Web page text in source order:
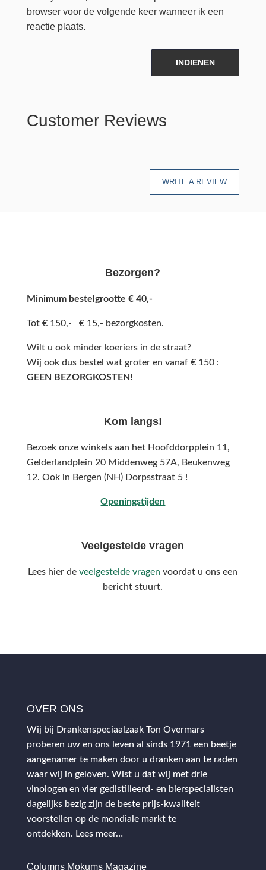
browser voor de volgende keer wanneer ik een
reactie plaats.
INDIENEN
Customer Reviews
WRITE A REVIEW
Bezorgen?
Minimum bestelgrootte € 40,-
Tot € 150,- € 15,- bezorgkosten.
Wilt u ook minder koeriers in de straat?
Wij ook dus bestel wat groter en vanaf € 150 :
GEEN BEZORGKOSTEN!
Kom langs!
Bezoek onze winkels aan het Hoofddorpplein 11,
Gelderlandplein 20 Middenweg 57A, Beukenweg
12. Ook in Bergen (NH) Dorpsstraat 5 !
Openingstijden
Veelgestelde vragen
Lees hier deveelgestelde vragen voordat u ons een
bericht stuurt.
OVER ONS
Wij bij Drankenspeciaalzaak Ton Overmars
proberen uw en ons leven al sinds 1971 een beetje
aangenamer te maken door u dranken aan te raden
waar wij in geloven. Wist u dat wij met drie
vinologen en vier gedistilleerd- en bierspecialisten
dagelijks bezig zijn de beste prijs-kwaliteit
voorstellen op de mondiale markt te
ontdekken. Lees meer…
Columns Mokums Magazine